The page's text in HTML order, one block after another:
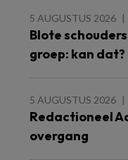
5 AUGUSTUS 2026
Blote
groep: kan dat?
5 AUGUSTUS 2026
Redactioneel
overgang